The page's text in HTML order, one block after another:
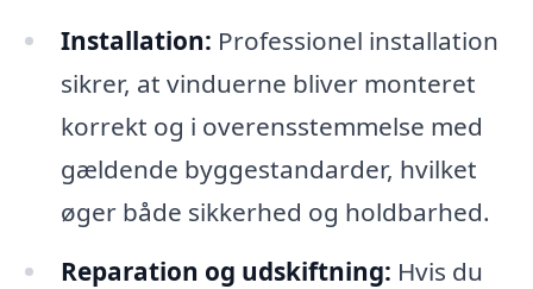
Installation: Professionel installation
sikrer, at vinduerne bliver monteret
korrekt og i overensstemmelse med
gældende byggestandarder, hvilket
øger både sikkerhed og holdbarhed.
Reparation og udskiftning: Hvis du